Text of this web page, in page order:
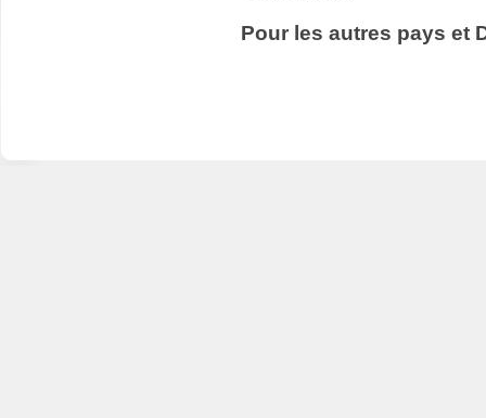
Pour les autres pays et